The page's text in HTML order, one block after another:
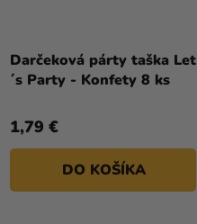
Darčeková párty taška Let
´s Party - Konfety 8 ks
1,79 €
DO KOŠÍKA